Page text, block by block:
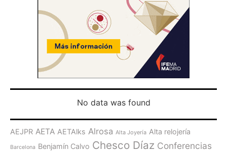
No data was found
AEJPR AETA AETAlks Alrosa Alta Joyería Alta relojería
Barcelona Benjamín Calvo Chesco Díaz Conferencias